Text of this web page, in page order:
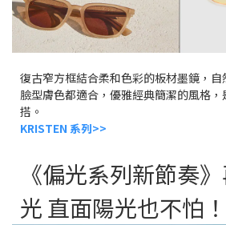
復古窄方框結合柔和色彩的板材墨鏡，
臉型膚色都適合，優雅經典簡潔的風格
搭。
KRISTEN 系列>>
《偏光系列新節奏》
光 直面陽光也不怕！